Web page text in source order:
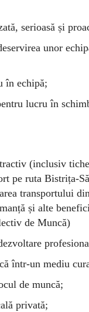
serioasă și
unor
în echipă;
lucru în
(inclusiv
pe ruta Bistrița-
transportului
și alte
de Muncă)
într-un mediu
de muncă;
privată;